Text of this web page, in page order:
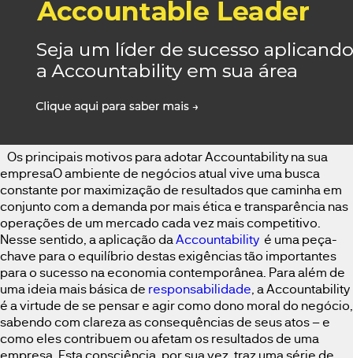
Os principais motivos para adotar Accountability na sua
empresaO ambiente de negócios atual vive uma busca
constante por maximização de resultados que caminha em
conjunto com a demanda por mais ética e transparência nas
operações de um mercado cada vez mais competitivo.
Nesse sentido, a aplicação daAccountability é uma peça-
chave para o equilíbrio destas exigências tão importantes
para o sucesso na economia contemporânea. Para além de
uma ideia mais básica de responsabilidade , a Accountability
é a virtude de se pensar e agir como dono moral do negócio,
sabendo com clareza as consequências de seus atos – e
como eles contribuem ou afetam os resultados de uma
empresa. Esta consciência, por sua vez, traz uma série de